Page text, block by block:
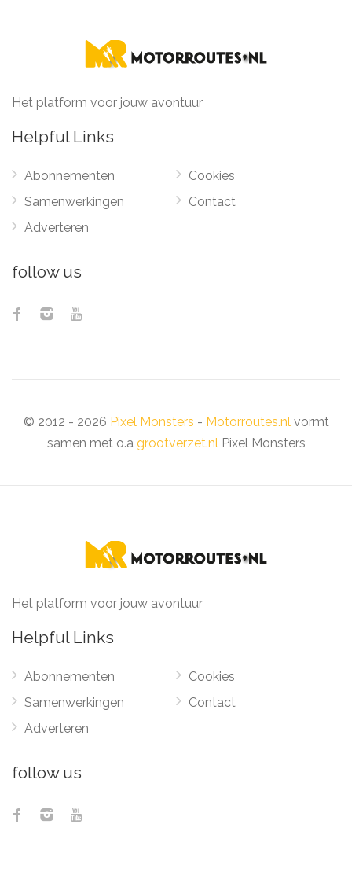
Het platform voor jouw avontuur
Helpful Links
Abonnementen
Samenwerkingen
Adverteren
Cookies
Contact
follow us
© 2012 - 2026 Pixel Monsters - Motorroutes.nlvormt
samen met o.a grootverzet.nlPixel Monsters
Het platform voor jouw avontuur
Helpful Links
Abonnementen
Samenwerkingen
Adverteren
Cookies
Contact
follow us